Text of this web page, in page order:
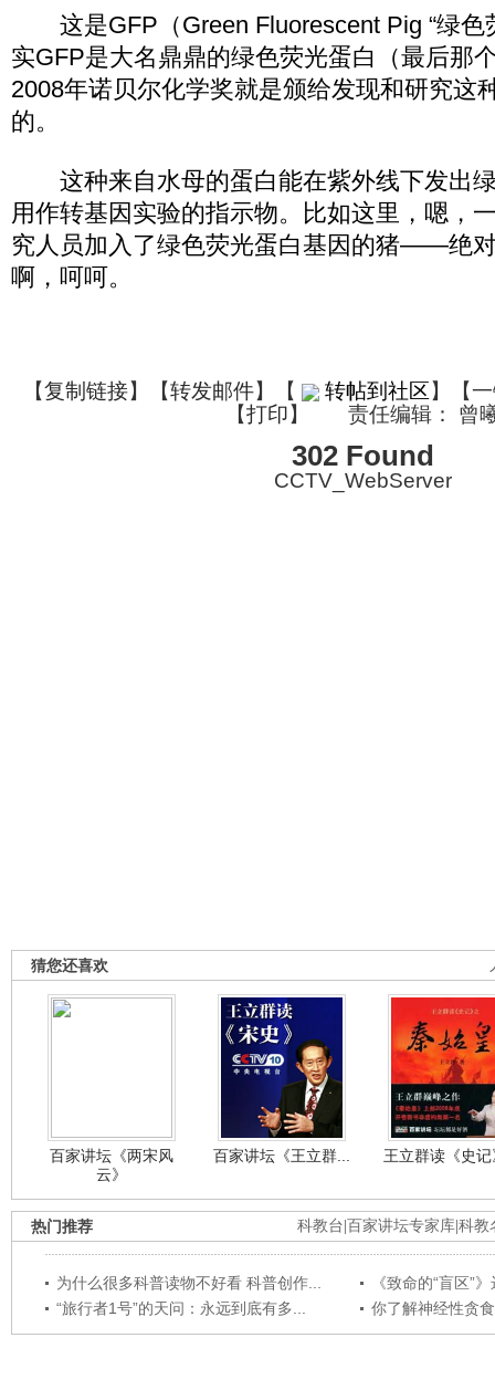
这是GFP（Green Fluorescent Pig “绿色
实GFP是大名鼎鼎的绿色荧光蛋白（最后那
2008年诺贝尔化学奖就是颁给发现和研究这
的。
这种来自水母的蛋白能在紫外线下发出
用作转基因实验的指示物。比如这里，嗯，
究人员加入了绿色荧光蛋白基因的猪——绝
啊，呵呵。
【复制链接】【转发邮件】 【 转帖到社区】【
【打印】 责任编辑： 曾
302 Found
CCTV_WebServer
猜您还喜欢
百家讲坛《两宋风
云》
百家讲坛《王立群... 王立群读《史
科教台 百家讲坛专家库 科教
热门推荐
为什么很多科普读物不好看 科普创作...
《致命的“盲区”
“旅行者1号”的天问：永远到底有多...
你了解神经性贪